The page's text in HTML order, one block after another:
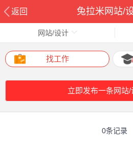
返回 兔拉米网站/
网站/设计
找工作
立即发布一条网站/
0条记录